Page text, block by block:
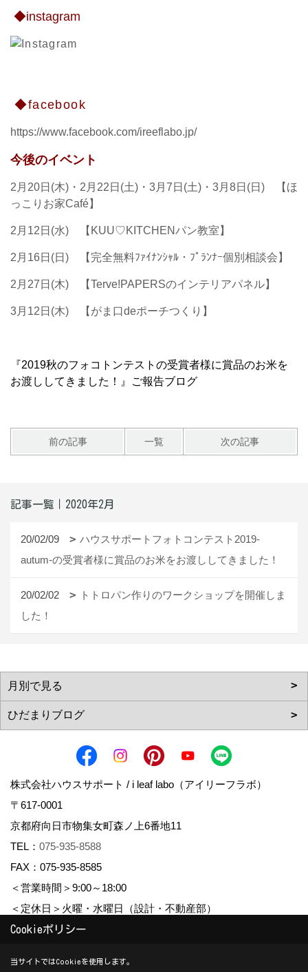
◆instagram
◆facebook
https://www.facebook.com/ireeflabo.jp/
今後のイベント
2月20日(木)・2月22日(土)・3月7日(土)・3月8日(日) 【ほ
っこりお家Café】
2月12日(水) 【KUU♡KITCHENパン教室】
2月16日(日) 【完全無料ﾌｧｲﾅﾝｼｬﾙ・ﾌﾟﾗﾝﾅｰ個別相談会】
2月27日(木) 【Terve!PAPERSのインテリアパネル】
3月12日(木) 【がま口deポーチつくり】
『2019秋のフォコトンテストの受賞者様に賞品のお米を
お渡ししてきました！』ご報告ブログ
前の記事 一覧 次の記事
記事一覧｜2020年2月
20/02/09
ハウスサポートフォトコンテスト2019-
autum-の受賞者様に賞品のお米をお渡ししてきました！
20/02/02
トトロパン作りのワークショップを開催しま
した！
株式会社ハウスサポート / i leaf labo（アイリーフラボ）
〒617-0001
京都府向日市物集女町森ノ上6番地11
TEL： 075-935-8588
FAX：075-935-8585
＜営業時間＞9:00～18:00
＜定休日＞火曜・水曜日（設計・不動産部）
Copyright (c) housesupport. All Rights Reserved.
Cookieポリシー
当サイトではCookieを使用します。